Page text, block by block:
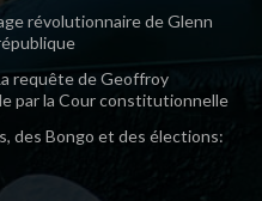
révolutionnaire de Glenn
requête de Geoffroy
par la Cour constitutionnelle
des Bongo et des élections: